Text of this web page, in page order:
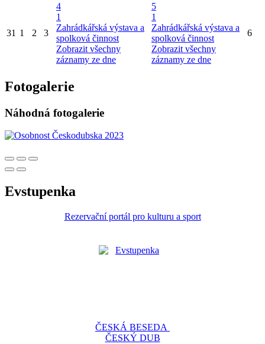
31 1 2 3
4
1
Zahrádkářská výstava a
spolková činnost
Zobrazit všechny
záznamy ze dne
5
1
Zahrádkářská výstava a
spolková činnost
Zobrazit všechny
záznamy ze dne
6
Fotogalerie
Náhodná fotogalerie
Evstupenka
Rezervační portál pro kulturu a sport
ČESKÁ BESEDA
ČESKÝ DUB